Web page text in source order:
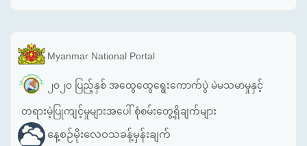
Myanmar National Portal
၂၀၂၀ ပြည့်နှစ် အထွေထွေရွေးကောက်ပွဲ မဲမသမာမှုနှင့်
တရားမဲ့ပြုကျင့်မှုများအပေါ် စုံစမ်းတွေ့ရှိချက်များ
နေ့စဉ်မိုးလေဝသခန့်မှန်းချက်